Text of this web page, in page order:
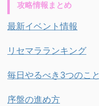
攻略情報まとめ
最新イベント情報
リセマラランキング
毎日やるべき3つのこと
序盤の進め方